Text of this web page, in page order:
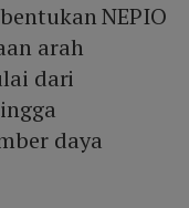
NEPIO
arah
dari
daya